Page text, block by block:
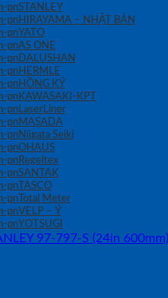
STANLEY
HIRAYAMA – NHẬT BẢN
YATO
AS ONE
DALUSHAN
HERMLE
HỒNG KÝ
KAWASAKI-KPT
LaserLiner
MASADA
Niigata Seiki
OHAUS
Regeltex
SANTAK
TASCO
Total Meter
VELP – Ý
YOTSUGI